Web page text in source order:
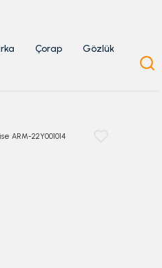
Çorap Gözlük
ARM-22Y001014